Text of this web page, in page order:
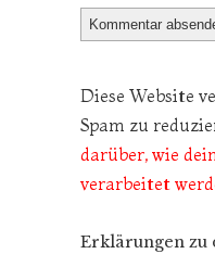
Diese Website
Spam zu
darüber, wie
verarbeitet
Erklärungen zu